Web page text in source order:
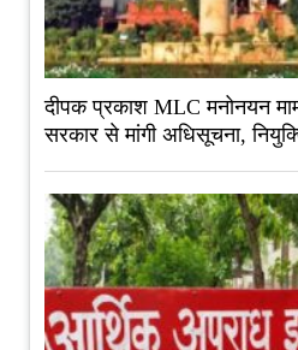
दीपक प्रकाश MLC मनोनयन
सरकार से मांगी अधिसूचना,